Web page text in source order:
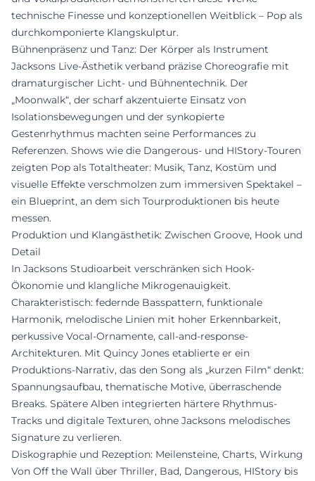
technische Finesse und konzeptionellen Weitblick – Pop als
durchkomponierte Klangskulptur.
Bühnenpräsenz und Tanz: Der Körper als Instrument
Jacksons Live-Ästhetik verband präzise Choreografie mit
dramaturgischer Licht- und Bühnentechnik. Der
„Moonwalk“, der scharf akzentuierte Einsatz von
Isolationsbewegungen und der synkopierte
Gestenrhythmus machten seine Performances zu
Referenzen. Shows wie die Dangerous- und HIStory-Touren
zeigten Pop als Totaltheater: Musik, Tanz, Kostüm und
visuelle Effekte verschmolzen zum immersiven Spektakel –
ein Blueprint, an dem sich Tourproduktionen bis heute
messen.
Produktion und Klangästhetik: Zwischen Groove, Hook und
Detail
In Jacksons Studioarbeit verschränken sich Hook-
Ökonomie und klangliche Mikrogenauigkeit.
Charakteristisch: federnde Basspattern, funktionale
Harmonik, melodische Linien mit hoher Erkennbarkeit,
perkussive Vocal-Ornamente, call-and-response-
Architekturen. Mit Quincy Jones etablierte er ein
Produktions-Narrativ, das den Song als „kurzen Film“ denkt:
Spannungsaufbau, thematische Motive, überraschende
Breaks. Spätere Alben integrierten härtere Rhythmus-
Tracks und digitale Texturen, ohne Jacksons melodisches
Signature zu verlieren.
Diskographie und Rezeption: Meilensteine, Charts, Wirkung
Von Off the Wall über Thriller, Bad, Dangerous, HIStory bis